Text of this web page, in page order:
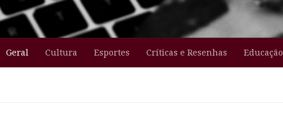
Geral Cultura Esportes Críticas e Resenhas Educação